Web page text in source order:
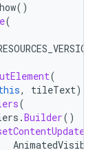
()
(
(
, tileText)
(
.Builder()